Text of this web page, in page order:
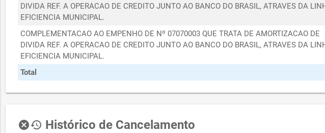
DIVIDA REF. A OPERACAO DE CREDITO JUNTO AO BANCO DO BRASIL, ATRAVES DA
EFICIENCIA MUNICIPAL.
COMPLEMENTACAO AO EMPENHO DE Nº 07070003 QUE TRATA DE AMORTIZACAO DE
DIVIDA REF. A OPERACAO DE CREDITO JUNTO AO BANCO DO BRASIL, ATRAVES DA
EFICIENCIA MUNICIPAL.
Total
cancelhistory Histórico de Cancelamento